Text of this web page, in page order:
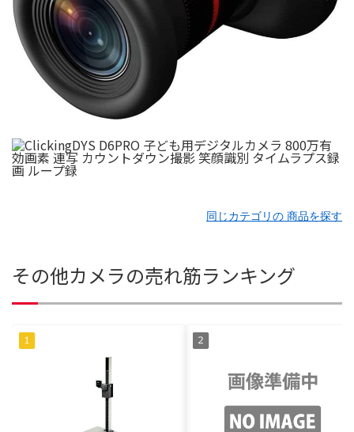
同じカテゴリの 商品を探す
その他カメラの売れ筋ランキング